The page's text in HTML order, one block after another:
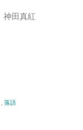
神田真紅
, 落語